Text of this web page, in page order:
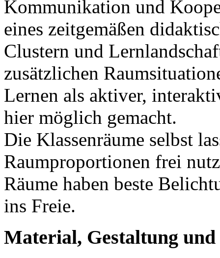
Kommunikation und
eines zeitgemäßen
Clustern und
zusätzlichen
Lernen als aktiver,
hier möglich gemacht.
Die Klassenräume selbst
Raumproportionen frei
Räume haben beste
ins Freie.
Material, Gestaltung